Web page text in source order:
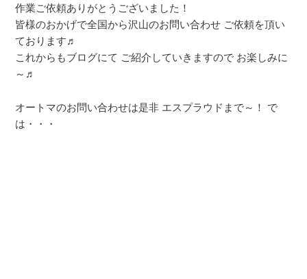
作業ご依頼ありがとうございました！
皆様のおかげで全国から沢山のお問い合わせ ご依頼を頂い
ております♬
これからもブログにて ご紹介していきますので お楽しみに
～♬
オートマのお問い合わせは是非 エスプラウドまで～！ で
は・・・